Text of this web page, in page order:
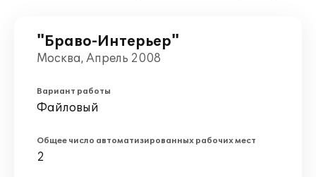
"Браво-Интерьер"
Москва, Апрель 2008
Вариант работы
Файловый
Общее число автоматизированных рабочих мест
2